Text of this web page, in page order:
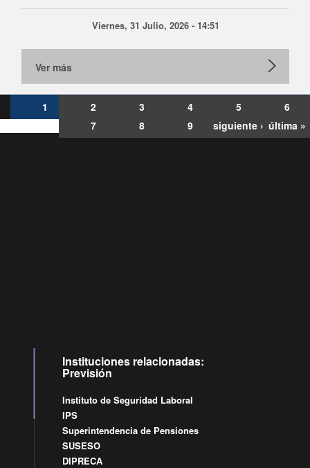
Viernes, 31 Julio, 2026 - 14:51
Ver más
1 2 3 4 5
6
7
8 9 siguiente › última »
Instituciones relacionadas:
Previsión
Instituto de Seguridad Laboral
IPS
Superintendencia de Pensiones
SUSESO
DIPRECA